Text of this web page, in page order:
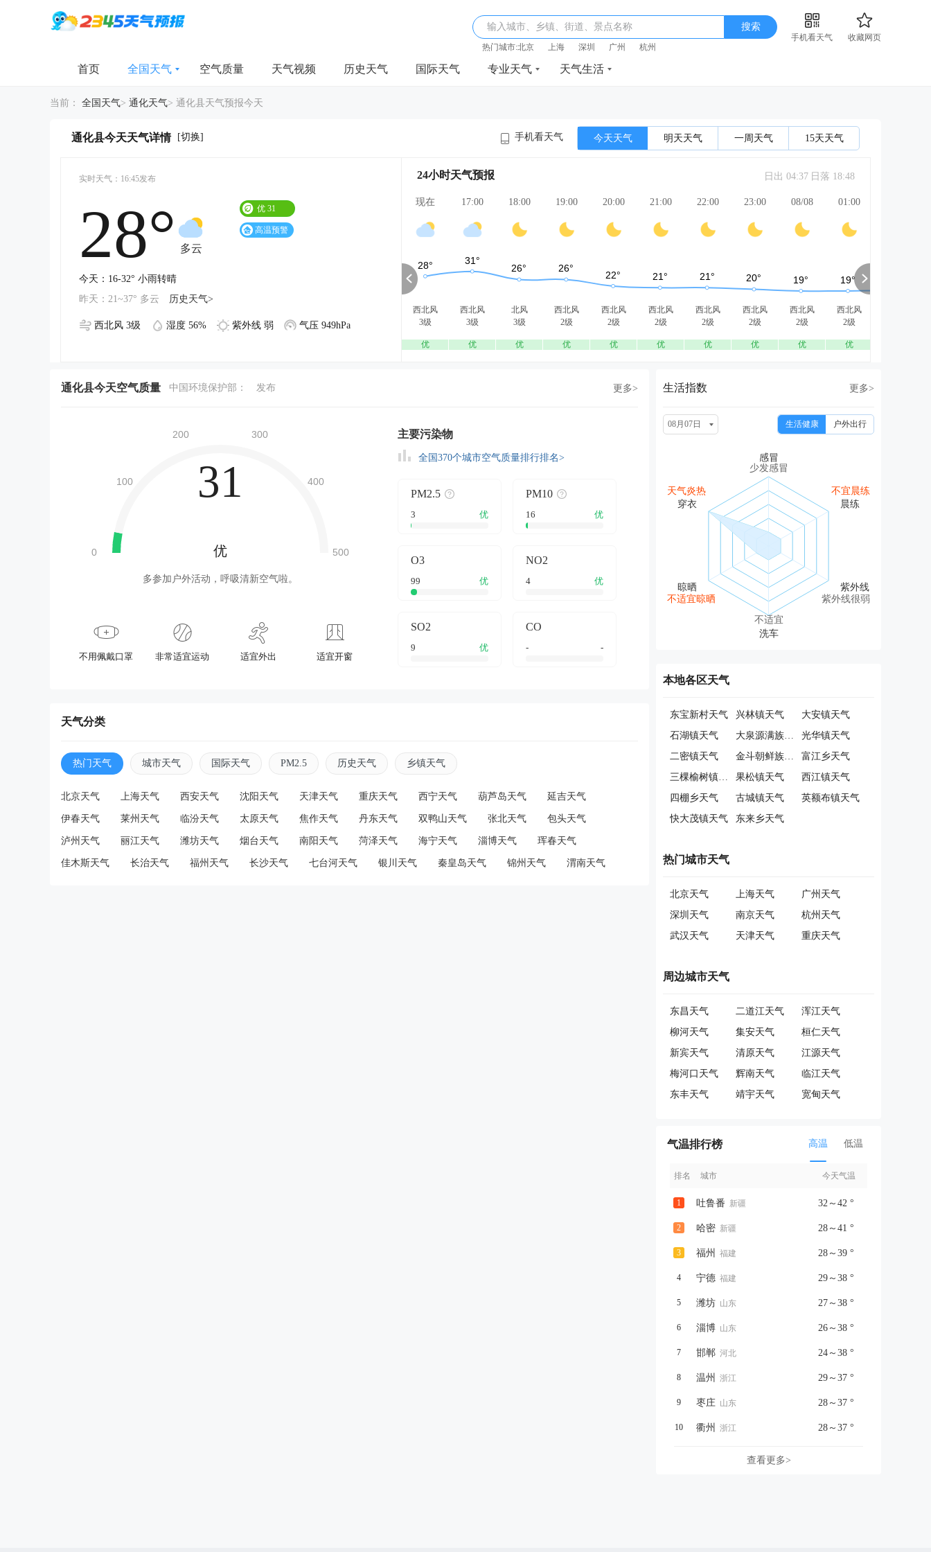
输入城市、乡镇、街道、景点名称 搜索
手机看天气
收藏网页
热门城市:北京 上海 深圳 广州 杭州
首页 全国天气 空气质量 天气视频 历史天气 国际天气 专业天气 天气生活
当前： 全国天气> 通化天气> 通化县天气预报今天
通化县今天天气详情 [切换] 手机看天气 今天天气 明天天气 一周天气 15天天气
实时天气：16:45发布
28° 多云
优 31
高温预警
今天：16-32° 小雨转晴
昨天：21~37° 多云
历史天气>
西北风 3级 湿度 56% 紫外线 弱 气压 949hPa
24小时天气预报 日出 04:37 日落 18:48
现在
西北风
3级
优
17:00
西北风
3级
优
18:00
北风
3级
优
19:00
西北风
2级
优
20:00
西北风
2级
优
21:00
西北风
2级
优
22:00
西北风
2级
优
23:00
西北风
2级
优
08/08
西北风
2级
优
01:00
西北风
2级
优
通化县今天空气质量 中国环境保护部： 发布 更多>
31
优
多参加户外活动，呼吸清新空气啦。
不用佩戴口罩 非常适宜运动 适宜外出 适宜开窗
主要污染物
全国370个城市空气质量排行排名>
PM2.5
3 优
PM10
16 优
O3
99 优
NO2
4 优
SO2
9 优
CO
- -
天气分类
热门天气 城市天气 国际天气 PM2.5 历史天气 乡镇天气
北京天气 上海天气 西安天气 沈阳天气 天津天气 重庆天气 西宁天气 葫芦岛天气 延吉天气
伊春天气 莱州天气 临汾天气 太原天气 焦作天气 丹东天气 双鸭山天气 张北天气 包头天气
泸州天气 丽江天气 潍坊天气 烟台天气 南阳天气 菏泽天气 海宁天气 淄博天气 珲春天气
佳木斯天气 长治天气 福州天气 长沙天气 七台河天气 银川天气 秦皇岛天气 锦州天气 渭南天气
生活指数 更多>
08月07日 生活健康 户外出行
少发感冒
天气炎热
不适宜晾晒
不适宜
紫外线很弱
不宜晨练
本地各区天气
东宝新村天气 兴林镇天气
大安镇天气
石湖镇天气
大泉源满族朝鲜族乡天气
光华镇天气
二密镇天气
金斗朝鲜族满族乡天气
富江乡天气
三棵榆树镇天气
果松镇天气
西江镇天气
四棚乡天气
古城镇天气
英额布镇天气
快大茂镇天气
东来乡天气
热门城市天气
北京天气 上海天气
广州天气
深圳天气
南京天气
杭州天气
武汉天气
天津天气 重庆天气
周边城市天气
东昌天气 二道江天气
浑江天气
柳河天气
集安天气
桓仁天气
新宾天气
清原天气
江源天气
梅河口天气
辉南天气
临江天气
东丰天气
靖宇天气 宽甸天气
气温排行榜 高温 低温
排名 城市 今天气温
1 吐鲁番 新疆 32～42 °
2 哈密 新疆 28～41 °
3 福州 福建 28～39 °
4 宁德 福建 29～38 °
5 潍坊 山东 27～38 °
6 淄博 山东 26～38 °
7 邯郸 河北 24～38 °
8 温州 浙江 29～37 °
9 枣庄 山东 28～37 °
10 衢州 浙江 28～37 °
查看更多>